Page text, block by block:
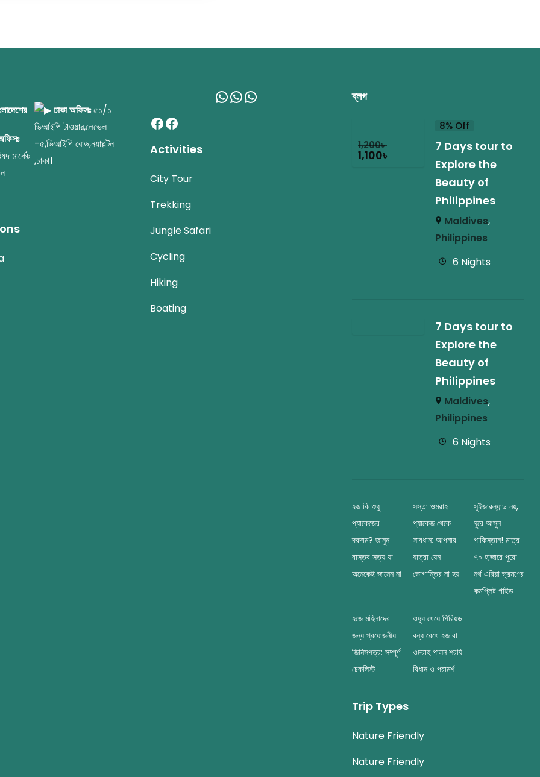
মার্কেট
ঢাকা অফিসঃ৫১/১
ভিআইপি টাওয়ার,লেভেল
-৫,ভিআইপি রোড,নয়াপল্টন
,ঢাকা।
WhatsApp
WhatsApp
WhatsApp
Facebook
Facebook
Activities
City Tour
Trekking
Jungle Safari
Cycling
Hiking
Boating
ব্লগ
1,200৳
1,100৳
8% Off
7 Days tour to
Explore the
Beauty of
Philippines
Maldives,
Philippines
6 Nights
7 Days tour to
Explore the
Beauty of
Philippines
Maldives,
Philippines
6 Nights
হজ কি শুধু
প্যাকেজের
দরদাম? জানুন
বাস্তব সত্য যা
অনেকেই জানেন না
সস্তা ওমরাহ
প্যাকেজ থেকে
সাবধান: আপনার
যাত্রা যেন
ভোগান্তির না হয়
সুইজারল্যান্ড নয়,
ঘুরে আসুন
পাকিস্তান! মাত্র
৭০ হাজারে পুরো
নর্থ এরিয়া ভ্রমণের
কমপ্লিট গাইড
হজে মহিলাদের
জন্য প্রয়োজনীয়
জিনিসপত্র: সম্পূর্ণ
চেকলিস্ট
ওষুধ খেয়ে পিরিয়ড
বন্ধ রেখে হজ বা
ওমরাহ পালন শরয়ি
বিধান ও পরামর্শ
Trip Types
Nature Friendly
Nature Friendly